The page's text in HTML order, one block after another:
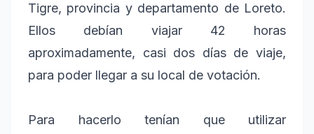
Tigre, provincia y departamento de Loreto.
Ellos debían viajar 42 horas
aproximadamente, casi dos días de viaje,
para poder llegar a su local de votación.
Para hacerlo tenían que utilizar